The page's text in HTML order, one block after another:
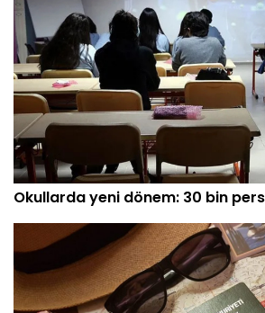
Okullarda yeni dönem: 30 bin